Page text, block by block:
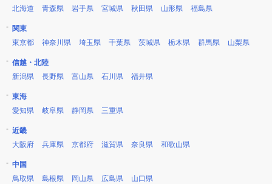
北海道
青森県 岩手県 宮城県 秋田県 山形県 福島県
関東
東京都
神奈川県 埼玉県 千葉県 茨城県 栃木県 群馬県 山梨県
信越・北陸
新潟県
長野県 富山県 石川県 福井県
東海
愛知県
岐阜県 静岡県 三重県
近畿
大阪府
兵庫県 京都府 滋賀県 奈良県 和歌山県
中国
鳥取県
島根県 岡山県 広島県 山口県